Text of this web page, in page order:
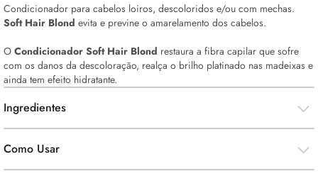
Condicionador para cabelos loiros, descoloridos e/ou com mechas.
Soft Hair Blond evita e previne o amarelamento dos cabelos.
O Condicionador Soft Hair Blond restaura a fibra capilar que sofre
com os danos da descoloração, realça o brilho platinado nas madeixas e
ainda tem efeito hidratante.
Ingredientes
Como Usar